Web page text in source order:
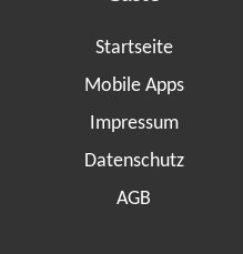
Startseite
Mobile Apps
Impressum
Datenschutz
AGB